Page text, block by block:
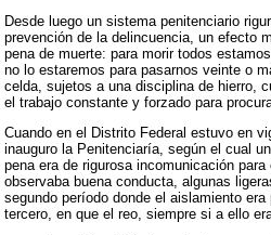
Desde luego un sistema penitenciario
prevención de la delincuencia, un efecto
pena de muerte: para morir todos
no lo estaremos para pasarnos veinte o
celda, sujetos a una disciplina de hierro,
el trabajo constante y forzado para
Cuando en el Distrito Federal estuvo en
inauguro la Penitenciaría, según el cual
pena era de rigurosa incomunicación
observaba buena conducta, algunas
segundo período donde el aislamiento
tercero, en que el reo, siempre si a ello